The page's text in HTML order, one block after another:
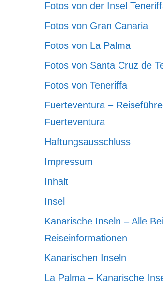
Fotos von der Insel
Fotos von Gran Canaria
Fotos von La Palma
Fotos von Santa Cruz de
Fotos von Teneriffa
Fuerteventura –
Fuerteventura
Haftungsausschluss
Impressum
Inhalt
Insel
Kanarische Inseln – Alle
Reiseinformationen
Kanarischen Inseln
La Palma – Kanarische